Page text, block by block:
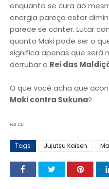
enquanto se cura ao
energia pareça estar
parece se conter. Lutar
quanto Maki pode ser o
significa apenas que será
derrubar o Rei das
O que você acha que
Maki contra Sukuna?
via CB
Tags Jujutsu Kaisen